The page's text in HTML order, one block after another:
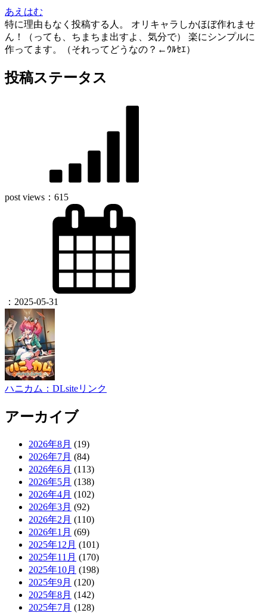
あえはむ
特に理由もなく投稿する人。 オリキャラしかほぼ作れませ
ん！（っても、ちまちま出すよ、気分で） 楽にシンプルに
作ってます。（それってどうなの？←ｳﾙｾｴ）
投稿ステータス
post views： 615
： 2025-05-31
ハニカム：DLsiteリンク
アーカイブ
2026年8月 (19)
2026年7月 (84)
2026年6月 (113)
2026年5月 (138)
2026年4月 (102)
2026年3月 (92)
2026年2月 (110)
2026年1月 (69)
2025年12月 (101)
2025年11月 (170)
2025年10月 (198)
2025年9月 (120)
2025年8月 (142)
2025年7月 (128)